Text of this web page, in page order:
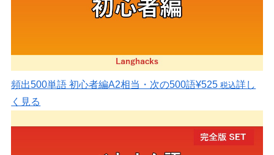
頻出500単語 初心者編A2相当・次の500語¥525 税込詳し
く見る